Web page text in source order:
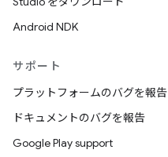
Android NDK
サポート
プラットフォームのバグを報告
ドキュメントのバグを報告
Google Play support